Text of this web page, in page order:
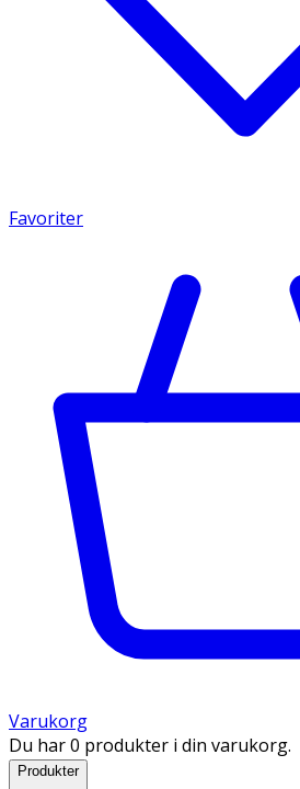
Favoriter
Varukorg
Du har 0 produkter i din varukorg.
Produkter